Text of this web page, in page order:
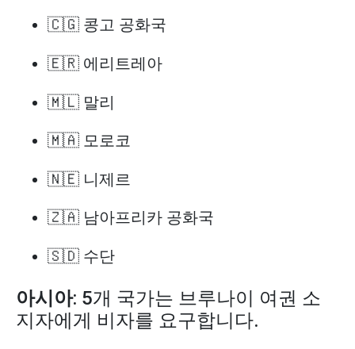
🇨🇬 콩고 공화국
🇪🇷 에리트레아
🇲🇱 말리
🇲🇦 모로코
🇳🇪 니제르
🇿🇦 남아프리카 공화국
🇸🇩 수단
아시아: 5개 국가는 브루나이 여권 소
지자에게 비자를 요구합니다.